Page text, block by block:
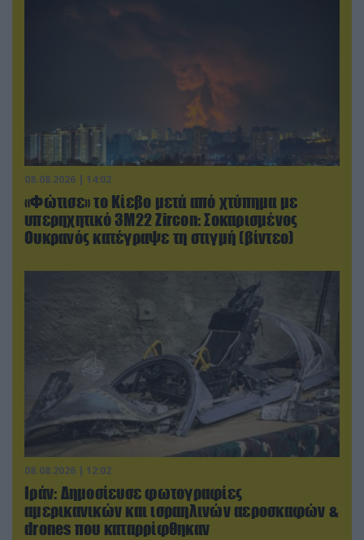
08.08.2026 | 14:02
«Φώτισε» το Κίεβο μετά από χτύπημα με
υπερηχητικό 3M22 Zircon: Σοκαρισμένος
Ουκρανός κατέγραψε τη στιγμή (βίντεο)
08.08.2026 | 12:02
Ιράν: Δημοσίευσε φωτογραφίες
αμερικανικών και ισραηλινών αεροσκαφών &
drones που καταρρίφθηκαν